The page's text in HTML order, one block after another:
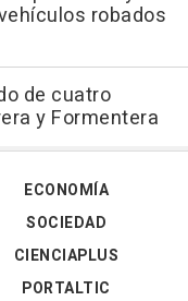
robados
de cuatro
y Formentera
ECONOMÍA
SOCIEDAD
CIENCIAPLUS
PORTALTIC